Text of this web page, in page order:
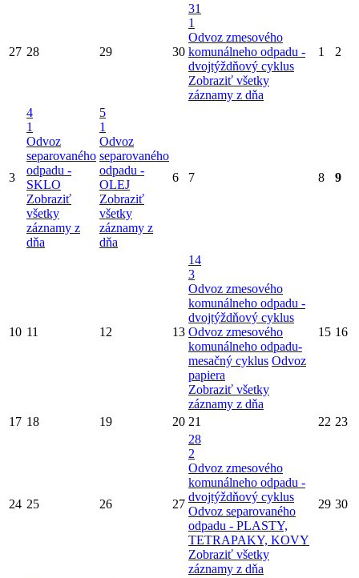
27 28 29 30
31
1
Odvoz zmesového
komunálneho odpadu -
dvojtýždňový cyklus
Zobraziť všetky
záznamy z dňa
1 2
3
4
1
Odvoz
separovaného
odpadu -
SKLO
Zobraziť
všetky
záznamy z
dňa
5
1
Odvoz
separovaného
odpadu -
OLEJ
Zobraziť
všetky
záznamy z
dňa
6 7 8 9
10 11 12 13
14
3
Odvoz zmesového
komunálneho odpadu -
dvojtýždňový cyklus
Odvoz zmesového
komunálneho odpadu-
mesačný cyklus Odvoz
papiera
Zobraziť všetky
záznamy z dňa
15 16
17 18 19 20 21 22 23
24 25 26 27
28
2
Odvoz zmesového
komunálneho odpadu -
dvojtýždňový cyklus
Odvoz separovaného
odpadu - PLASTY,
TETRAPAKY, KOVY
Zobraziť všetky
záznamy z dňa
29 30